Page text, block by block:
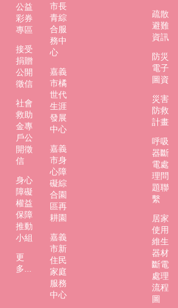
公益
彩券
專區
接受
捐贈
公開
徵信
社會
救助
金專
戶公
開徵
信
身心
障礙
權益
保障
推動
小組
更
多...
市長
青綜
合服
務中
心
嘉義
市橘
世代
生涯
發展
中心
嘉義
市身
心障
礙綜
合園
區再
耕園
嘉義
市新
住民
家庭
服務
中心
疏散
避難
資訊
防災
電子
圖資
災害
防救
計畫
呼吸
器斷
電處
理問
題聯
繫
居家
使用
維生
器材
斷電
處理
流程
圖